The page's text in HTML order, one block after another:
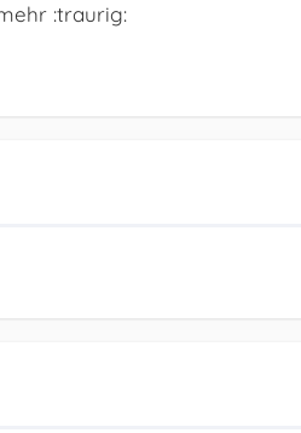
:traurig: